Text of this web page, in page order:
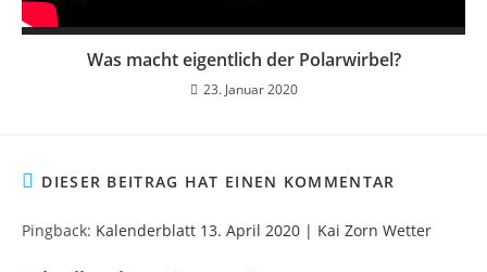
Was macht eigentlich der Polarwirbel?
23. Januar 2020
DIESER BEITRAG HAT EINEN KOMMENTAR
Pingback: Kalenderblatt 13. April 2020 | Kai Zorn Wetter